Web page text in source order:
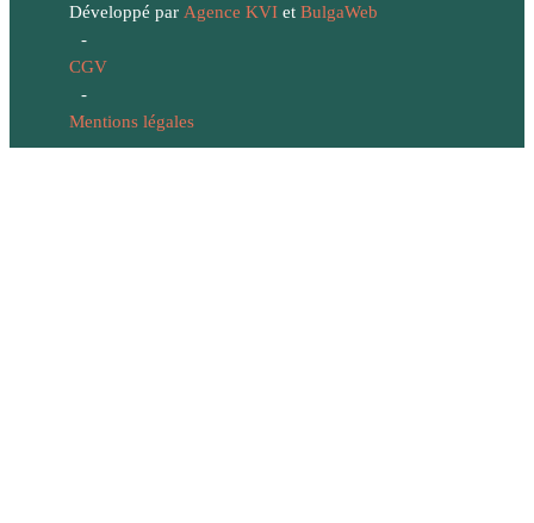
Développé par Agence KVIet BulgaWeb
-
CGV
-
Mentions légales